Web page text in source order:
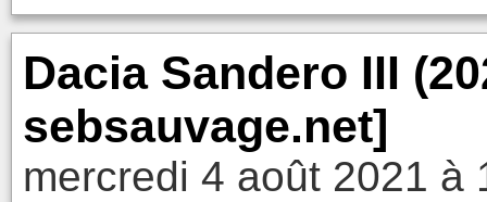
Dacia Sandero III
sebsauvage.net]
mercredi 4 août 2021 à